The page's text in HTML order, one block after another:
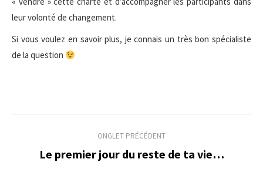
leur volonté de changement.
Si vous voulez en savoir plus, je connais un très bon spécialiste
de la question
ONGLET PRÉCÉDENT
Onglet
Le premier jour du reste de ta vie…